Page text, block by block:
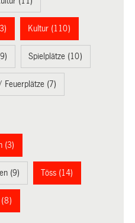
Kultur (110)
Spielplätze (10)
Feuerplätze (7)
(3)
(9) Töss (14)
(8)